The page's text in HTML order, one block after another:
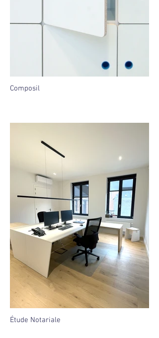
Composil
Étude Notariale